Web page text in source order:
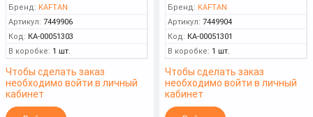
Бренд: KAFTAN
Артикул: 7449906
Код: КА-00051303
В коробке: 1 шт.
Чтобы сделать заказ
необходимо войти в личный
кабинет
Бренд: KAFTAN
Артикул: 7449904
Код: КА-00051301
В коробке: 1 шт.
Чтобы сделать заказ
необходимо войти в личный
кабинет